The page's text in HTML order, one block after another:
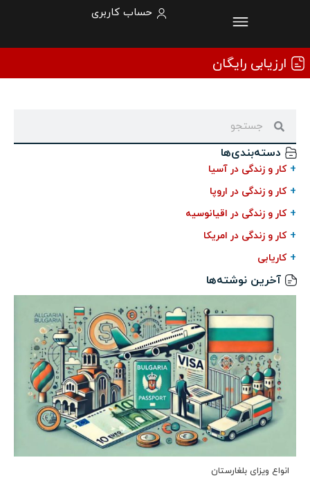
حساب کاربری
ارزیابی رایگان
دسته‌بندی‌ها
+ کار و زندگی در آسیا
+ کار و زندگی در اروپا
+ کار و زندگی در اقیانوسیه
+ کار و زندگی در امریکا
+ کاریابی
آخرین نوشته‌ها
انواع ویزای بلغارستان